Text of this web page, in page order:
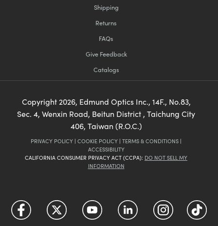
Shipping
Returns
FAQs
Give Feedback
Catalogs
Copyright2026, Edmund Optics Inc., 14F., No.83,
Sec. 4, Wenxin Road, Beitun District , Taichung City
406, Taiwan (R.O.C.)
PRIVACY POLICY | COOKIE POLICY | TERMS & CONDITIONS |
ACCESSIBILITY
CALIFORNIA CONSUMER PRIVACY ACT (CCPA): DO NOT SELL MY
INFORMATION